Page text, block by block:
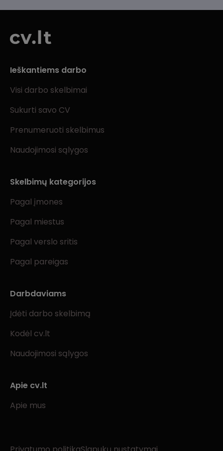
Ieškantiems darbo
Visi darbo skelbimai
Sukurti savo CV
Prenumeruoti skelbimus
Naudojimosi sąlygos
Skelbimų kategorijos
Pagal įmones
Pagal miestus
Pagal verslo sritis
Pagal pareigas
Darbdaviams
Įdėti darbo skelbimą
Kodėl cv.lt
Naudojimosi sąlygos
Apie cv.lt
Apie mus